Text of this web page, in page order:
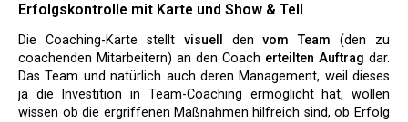
Erfolgskontrolle mit Karte und Show & Tell
Die Coaching-Karte stellt visuell denvom Team (den zu
coachenden Mitarbeitern) an den Coach erteilten Auftrag dar.
Das Team und natürlich auch deren Management, weil dieses
ja die Investition in Team-Coaching ermöglicht hat, wollen
wissen ob die ergriffenen Maßnahmen hilfreich sind, ob Erfolg